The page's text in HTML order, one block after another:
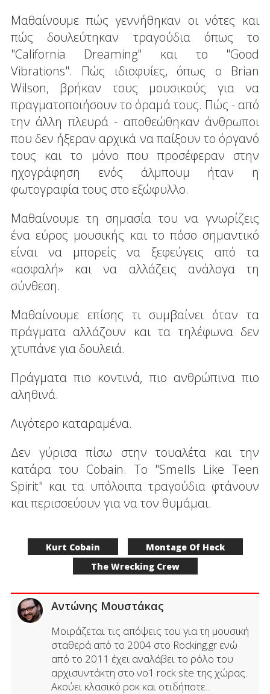
Μαθαίνουμε πώς γεννήθηκαν οι νότες και
πώς δουλεύτηκαν τραγούδια όπως το
"California Dreaming" και το "Good
Vibrations". Πώς ιδιοφυίες, όπως ο Brian
Wilson, βρήκαν τους μουσικούς για να
πραγματοποιήσουν το όραμά τους. Πώς - από
την άλλη πλευρά - αποθεώθηκαν άνθρωποι
που δεν ήξεραν αρχικά να παίξουν το όργανό
τους και το μόνο που προσέφεραν στην
ηχογράφηση ενός άλμπουμ ήταν η
φωτογραφία τους στο εξώφυλλο.
Μαθαίνουμε τη σημασία του να γνωρίζεις
ένα εύρος μουσικής και το πόσο σημαντικό
είναι να μπορείς να ξεφεύγεις από τα
«ασφαλή» και να αλλάζεις ανάλογα τη
σύνθεση.
Μαθαίνουμε επίσης τι συμβαίνει όταν τα
πράγματα αλλάζουν και τα τηλέφωνα δεν
χτυπάνε για δουλειά.
Πράγματα πιο κοντινά, πιο ανθρώπινα πιο
αληθινά.
Λιγότερο καταραμένα.
Δεν γύρισα πίσω στην τουαλέτα και την
κατάρα του Cobain. To "Smells Like Teen
Spirit" και τα υπόλοιπα τραγούδια φτάνουν
και περισσεύουν για να τον θυμάμαι.
Kurt Cobain
Montage Of Heck
The Wrecking Crew
Αντώνης Μουστάκας
Μοιράζεται τις απόψεις του για τη μουσική
σταθερά από το 2004 στο Rocking.gr ενώ
από το 2011 έχει αναλάβει το ρόλο του
αρχισυντάκτη στο νo1 rock site της χώρας.
Ακούει κλασικό ροκ και οτιδήποτε...